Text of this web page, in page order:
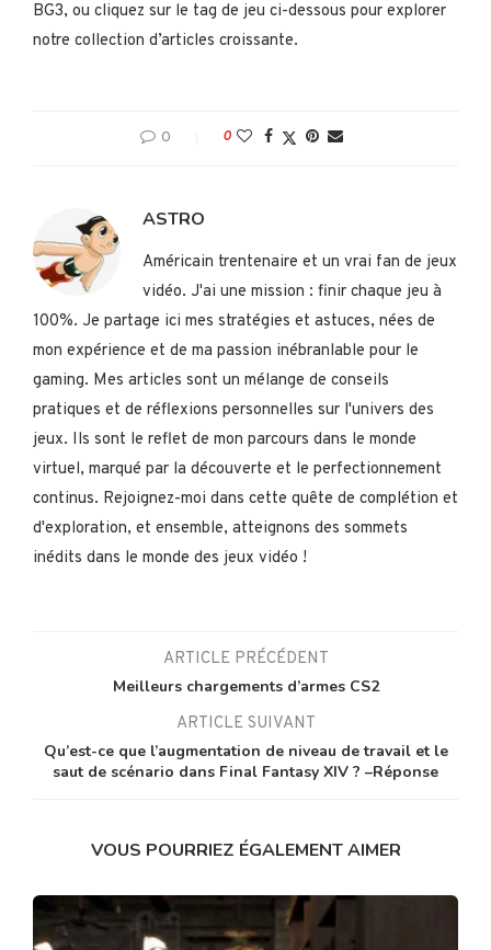
BG3, ou cliquez sur le tag de jeu ci-dessous pour explorer
notre collection d’articles croissante.
0 0
ASTRO
Américain trentenaire et un vrai fan de jeux
vidéo. J'ai une mission : finir chaque jeu à
100%. Je partage ici mes stratégies et astuces, nées de
mon expérience et de ma passion inébranlable pour le
gaming. Mes articles sont un mélange de conseils
pratiques et de réflexions personnelles sur l'univers des
jeux. Ils sont le reflet de mon parcours dans le monde
virtuel, marqué par la découverte et le perfectionnement
continus. Rejoignez-moi dans cette quête de complétion et
d'exploration, et ensemble, atteignons des sommets
inédits dans le monde des jeux vidéo !
ARTICLE PRÉCÉDENT
Meilleurs chargements d’armes CS2
ARTICLE SUIVANT
Qu’est-ce que l’augmentation de niveau de travail et le
saut de scénario dans Final Fantasy XIV ? –Réponse
VOUS POURRIEZ ÉGALEMENT AIMER